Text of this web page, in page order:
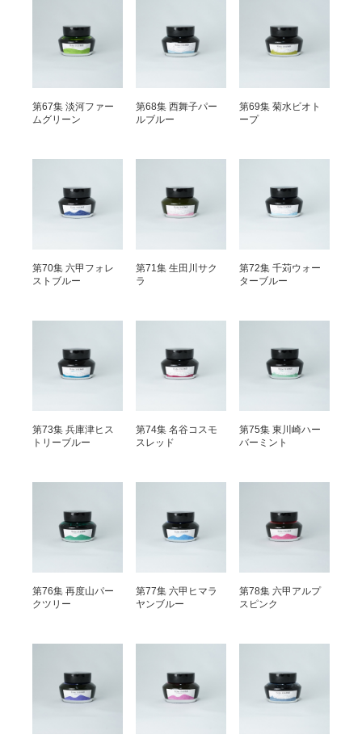
第67集 淡河ファー
ムグリーン
第68集 西舞子パー
ルブルー
第69集 菊水ビオト
ープ
第70集 六甲フォレ
ストブルー
第71集 生田川サク
ラ
第72集 千苅ウォー
ターブルー
第73集 兵庫津ヒス
トリーブルー
第74集 名谷コスモ
スレッド
第75集 東川崎ハー
バーミント
第76集 再度山パー
クツリー
第77集 六甲ヒマラ
ヤンブルー
第78集 六甲アルプ
スピンク